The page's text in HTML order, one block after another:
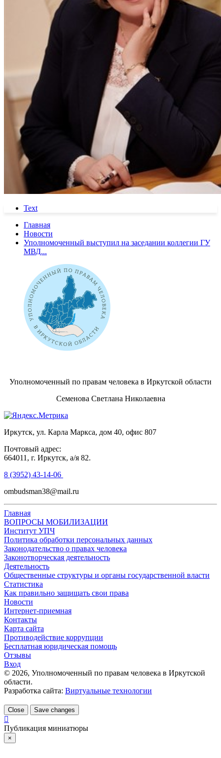
Text
Главная
Новости
Уполномоченный выступил на заседании коллегии ГУ
МВД...
Уполномоченный по правам человека в Иркутской области
Семенова Светлана Николаевна
Иркутск, ул. Карла Маркса, дом 40, офис 807
Почтовый адрес:
664011, г. Иркутск, а/я 82.
8 (3952) 43-14-06
ombudsman38@mail.ru
Главная
ВОПРОСЫ МОБИЛИЗАЦИИ
Институт УПЧ
Политика обработки персональных данных
Законодательство о правах человека
Законотворческая деятельность
Деятельность
Общественные структуры и органы государственной власти
Статистика
Как правильно защищать свои права
Новости
Интернет-приемная
Контакты
Карта сайта
Противодействие коррупции
Бесплатная юридическая помощь
Отзывы
Вход
© 2026, Уполномоченный по правам человека в Иркутской
области.
Разработка сайта: Виртуальные технологии
Close Save changes
Публикация миниатюры
×